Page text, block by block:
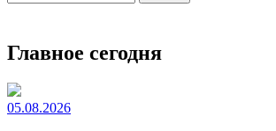
Главное сегодня
05.08.2026